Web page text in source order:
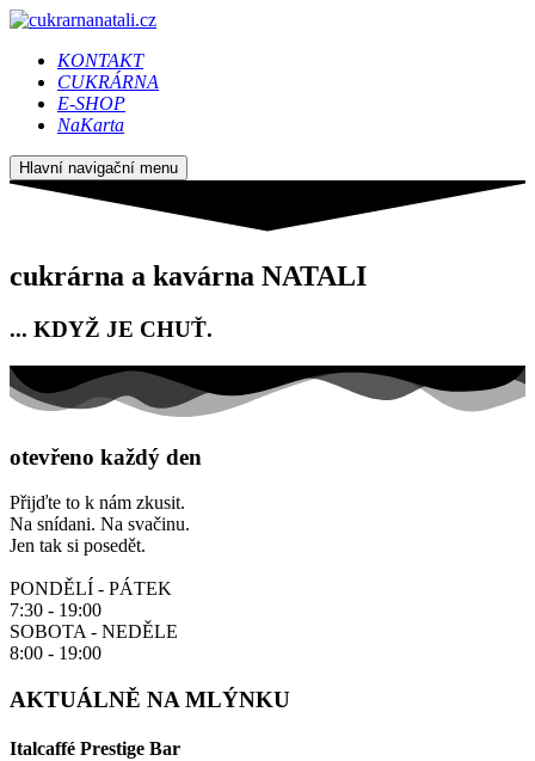
KONTAKT
CUKRÁRNA
E-SHOP
NaKarta
Hlavní navigační menu
cukrárna a kavárna NATALI
... KDYŽ JE CHUŤ.
otevřeno každý den
Přijďte to k nám zkusit.
Na snídani. Na svačinu.
Jen tak si posedět.
PONDĚLÍ - PÁTEK
7:30 - 19:00
SOBOTA - NEDĚLE
8:00 - 19:00
AKTUÁLNĚ NA MLÝNKU
Italcaffé Prestige Bar